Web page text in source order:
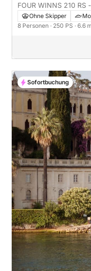
FOUR WINNS 210 RS
Ohne Skipper
8 Personen · 250 PS · 6.6
Sofortbuchung